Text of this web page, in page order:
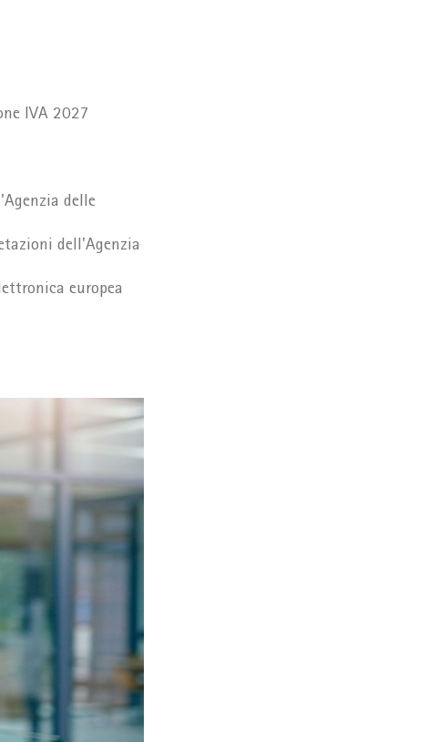
IVA 2027
delle
dell'Agenzia
europea